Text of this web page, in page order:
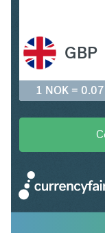
GBP
1 NOK =